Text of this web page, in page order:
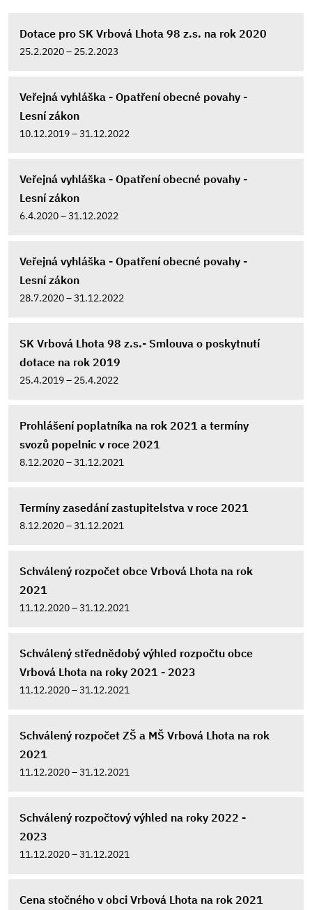
Dotace pro SK Vrbová Lhota 98 z.s. na rok 2020
25.2.2020 – 25.2.2023
Veřejná vyhláška - Opatření obecné povahy -
Lesní zákon
10.12.2019 – 31.12.2022
Veřejná vyhláška - Opatření obecné povahy -
Lesní zákon
6.4.2020 – 31.12.2022
Veřejná vyhláška - Opatření obecné povahy -
Lesní zákon
28.7.2020 – 31.12.2022
SK Vrbová Lhota 98 z.s.- Smlouva o poskytnutí
dotace na rok 2019
25.4.2019 – 25.4.2022
Prohlášení poplatníka na rok 2021 a termíny
svozů popelnic v roce 2021
8.12.2020 – 31.12.2021
Termíny zasedání zastupitelstva v roce 2021
8.12.2020 – 31.12.2021
Schválený rozpočet obce Vrbová Lhota na rok
2021
11.12.2020 – 31.12.2021
Schválený střednědobý výhled rozpočtu obce
Vrbová Lhota na roky 2021 - 2023
11.12.2020 – 31.12.2021
Schválený rozpočet ZŠ a MŠ Vrbová Lhota na rok
2021
11.12.2020 – 31.12.2021
Schválený rozpočtový výhled na roky 2022 -
2023
11.12.2020 – 31.12.2021
Cena stočného v obci Vrbová Lhota na rok 2021